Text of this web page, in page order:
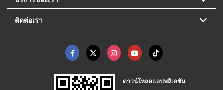
ติดต่อเรา
ดาวน์โหลดแอปพลิเคชัน